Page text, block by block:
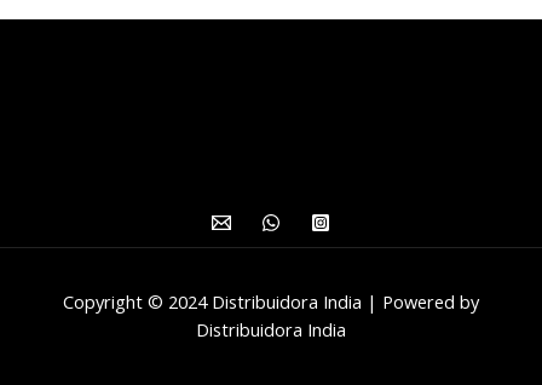
Copyright © 2024 Distribuidora India | Powered by
Distribuidora India